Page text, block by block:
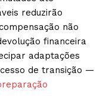
reduzirão
não
financeira
adaptações
de transição —